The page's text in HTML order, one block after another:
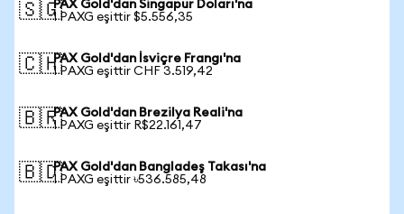
🇸🇬PAX Gold'dan Singapur Doları'na
1 PAXG eşittir $5.556,35
🇨🇭PAX Gold'dan İsviçre Frangı'na
1 PAXG eşittir CHF 3.519,42
🇧🇷PAX Gold'dan Brezilya Reali'na
1 PAXG eşittir R$22.161,47
🇧🇩PAX Gold'dan Bangladeş Takası'na
1 PAXG eşittir ৳536.585,48